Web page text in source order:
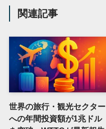
関連記事
世界の旅行・観光セクター
への年間投資額が1兆ドル